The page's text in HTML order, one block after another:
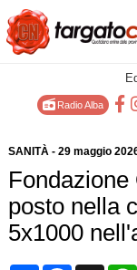
Radio Alba
SANITÀ- 29 maggio
posto nella
5x1000